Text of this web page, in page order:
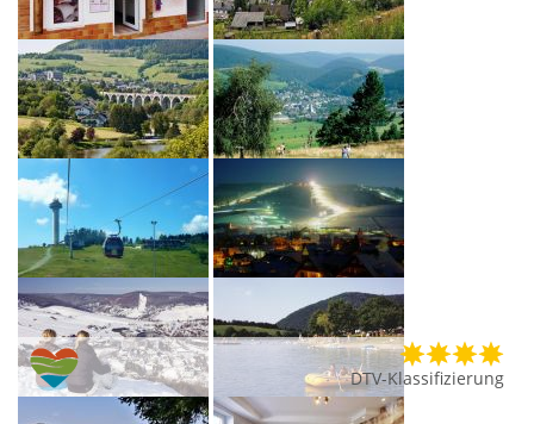
DTV-Klassifizierung